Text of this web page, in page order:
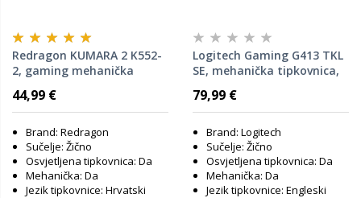
Redragon KUMARA 2 K552-
2, gaming mehanička
crna
44,99 €
Brand: Redragon
Sučelje: Žično
Osvjetljena tipkovnica: Da
Mehanička: Da
Jezik tipkovnice: Hrvatski
Logitech Gaming G413 TKL
SE, mehanička tipkovnica,
79,99 €
Brand: Logitech
Sučelje: Žično
Osvjetljena tipkovnica: Da
Mehanička: Da
Jezik tipkovnice: Engleski